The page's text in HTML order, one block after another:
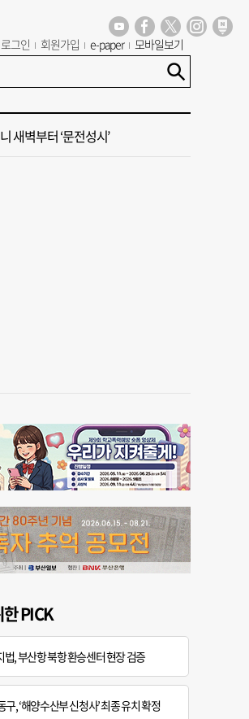
로그인 회원가입 e-paper 모바일보기
복합항만지구 확정
6월 24일)
PICK
법, 부산항 북항 환승센터 현장 검증
구, ‘해양수산부 신청사’ 최종 유치 확정